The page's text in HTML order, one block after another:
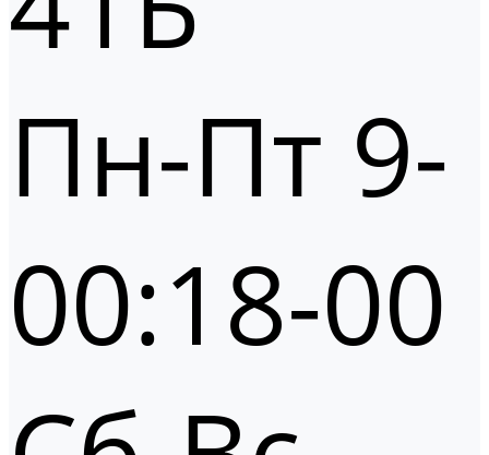
Пн-Пт 9-
00:18-00